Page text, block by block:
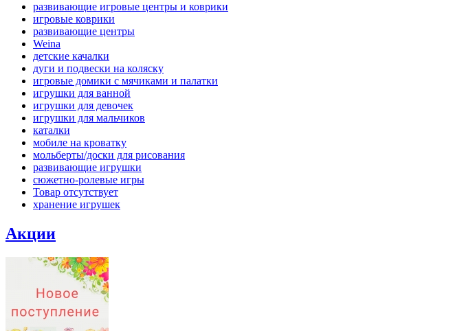
развивающие игровые центры и коврики
игровые коврики
развивающие центры
Weina
детские качалки
дуги и подвески на коляску
игровые домики с мячиками и палатки
игрушки для ванной
игрушки для девочек
игрушки для мальчиков
каталки
мобиле на кроватку
мольберты/доски для рисования
развивающие игрушки
сюжетно-ролевые игры
Товар отсутствует
хранение игрушек
Акции